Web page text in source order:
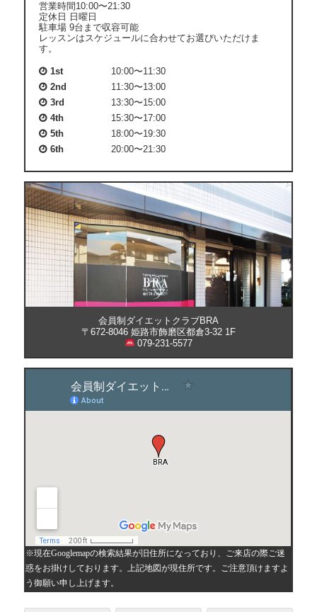
営業時間10:00〜21:30
定休日 日曜日
駐車場 9台まで収容可能
レッスンはスケジュールに合わせてお選びいただけま
す。
1st
10:00〜11:30
2nd
11:30〜13:00
3rd
13:30〜15:00
4th
15:30〜17:00
5th
18:00〜19:30
6th
20:00〜21:30
会員制ダイエットクラブBRA
〒672-8046 姫路市飾磨区都倉3-32 1F
079-231-5577
※現在Googlemapの検索結果が旧住所になっており、ご来店の際ご迷
惑をお掛けしております。上記地図が現住所です。ご注意頂けますよ
う御願い申し上げます。